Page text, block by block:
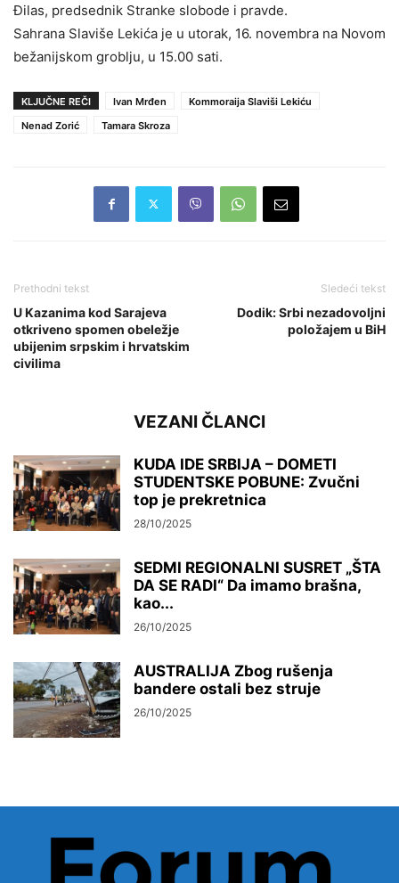
Đilas, predsednik Stranke slobode i pravde.
Sahrana Slaviše Lekića je u utorak, 16. novembra na Novom
bežanijskom groblju, u 15.00 sati.
KLJUČNE REČI Ivan Mrđen
Kommoraija Slaviši Lekiću
Nenad Zorić
Tamara Skroza
Prethodni tekst
U Kazanima kod Sarajeva
otkriveno spomen obeležje
ubijenim srpskim i hrvatskim
civilima
Sledeći tekst
Dodik: Srbi nezadovoljni
položajem u BiH
VEZANI ČLANCI
KUDA IDE SRBIJA – DOMETI
STUDENTSKE POBUNE: Zvučni
top je prekretnica
28/10/2025
SEDMI REGIONALNI SUSRET „ŠTA
DA SE RADI“ Da imamo brašna,
kao...
26/10/2025
AUSTRALIJA Zbog rušenja
bandere ostali bez struje
26/10/2025